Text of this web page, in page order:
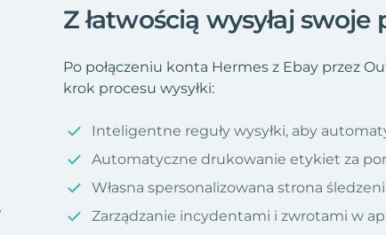
Z łatwością wysyłaj swoje
Po połączeniu konta Hermes z Ebay przez
krok procesu wysyłki:
Inteligentne reguły wysyłki, aby
Automatyczne drukowanie etykiet za
Własna spersonalizowana strona
Zarządzanie incydentami i zwrotami w